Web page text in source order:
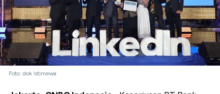
Foto: dok Istimewa